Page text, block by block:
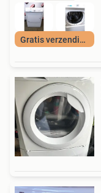
Gratis verzending